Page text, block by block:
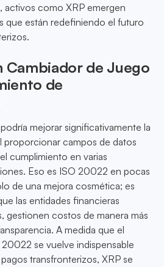
activos como XRP emergen
que están redefiniendo el futuro
Cambiador de Juego
de
mejorar significativamente la
proporcionar campos de datos
cumplimiento en varias
Eso es ISO 20022 en pocas
de una mejora cosmética; es
las entidades financieras
gestionen costos de manera más
A medida que el
se vuelve indispensable
transfronterizos, XRP se